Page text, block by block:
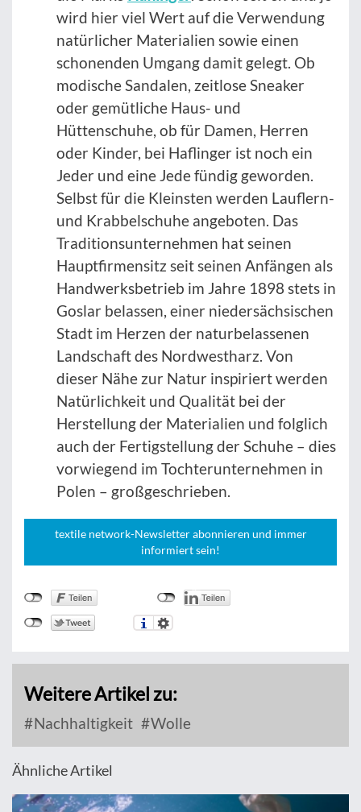
wird hier viel Wert auf die Verwendung
natürlicher Materialien sowie einen
schonenden Umgang damit gelegt. Ob
modische Sandalen, zeitlose Sneaker
oder gemütliche Haus- und
Hüttenschuhe, ob für Damen, Herren
oder Kinder, bei Haflinger ist noch ein
Jeder und eine Jede fündig geworden.
Selbst für die Kleinsten werden Lauflern-
und Krabbelschuhe angeboten. Das
Traditionsunternehmen hat seinen
Hauptfirmensitz seit seinen Anfängen als
Handwerksbetrieb im Jahre 1898 stets in
Goslar belassen, einer niedersächsischen
Stadt im Herzen der naturbelassenen
Landschaft des Nordwestharz. Von
dieser Nähe zur Natur inspiriert werden
Natürlichkeit und Qualität bei der
Herstellung der Materialien und folglich
auch der Fertigstellung der Schuhe – dies
vorwiegend im Tochterunternehmen in
Polen – großgeschrieben.
textile network-Newsletter abonnieren und immer
informiert sein!
Weitere Artikel zu:
Nachhaltigkeit Wolle
Ähnliche Artikel